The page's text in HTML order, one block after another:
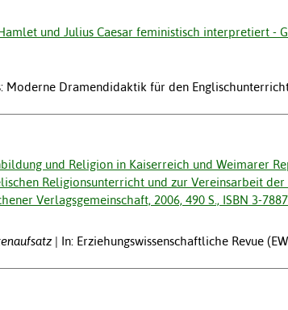
und Julius Caesar feministisch interpretiert -
Moderne Dramendidaktik für den
und Religion in Kaiserreich und Weimarer
Religionsunterricht und zur Vereinsarbeit
Verlagsgemeinschaft, 2006, 490 S., ISBN 3-
In: Erziehungswissenschaftliche Revue